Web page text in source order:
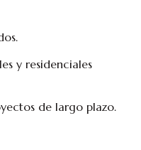
y residenciales
de largo plazo.